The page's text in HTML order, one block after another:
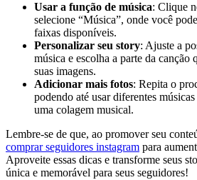
Usar ‌a função ⁣de⁤ música: Clique
selecione “Música”, onde você
⁣faixas disponíveis.
Personalizar seu​ story: Ajuste a
música e escolha a parte da canção
⁢suas imagens.
Adicionar ‌mais fotos: Repita o
podendo até usar‌ diferentes‌
uma colagem musical.
Lembre-se ⁤de que, ao promover seu
comprar seguidores instagram para
Aproveite essas dicas e transforme seus
⁣única e memorável ‍para seus⁢ seguidores! ​